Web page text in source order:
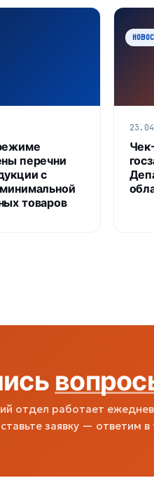
перечни
с
товаров
отдел работает
заявку — ответим